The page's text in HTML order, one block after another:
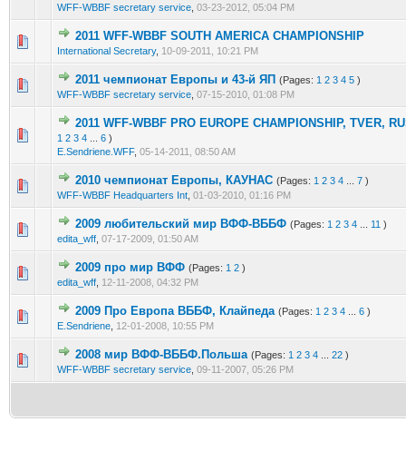
WFF-WBBF secretary service 03-23-2012, 05:04 PM
2011 WFF-WBBF SOUTH AMERICA CHAMPIONSHIP
International Secretary, 10-09-2011, 10:21 PM
5 Vote(s) - 3 out of 5 in Average
1234 5
2011 чемпионат Европы и 43-й ЯП (Pages: 1 2 3 4 5 )
WFF-WBBF secretary service 07-15-2010, 01:08 PM
12 Vote(s) - 3.75 out of 5 in Average
12345
2011 WFF-WBBF PRO EUROPE CHAMPIONSHIP, TVER,
1 2 3 4 6 )
E.Sendriene.WFF, 05-14-2011, 08:50 AM
10 Vote(s) - 3.9 out of 5 in Average
2010 чемпионат Европы, КАУНАС (Pages: 1 2 3 4 7 )
WFF-WBBF Headquarters Int 01-03-2010, 01:16 PM
9 Vote(s) - 3.78 out of 5 in Average
12345
2009 любительский мир ВФФ-ВББФ (Pages: 1 2 3 4 11 )
edita_wff 07-17-2009, 01:50 AM
10 Vote(s) - 3.7 out of 5 in Average
123 45
2009 про мир ВФФ (Pages: 1 2 )
edita_wff 12-11-2008, 04:32 PM
10 Vote(s) - 3.8 out of 5 in Average
12345
2009 Про Европа ВББФ, Клайпеда (Pages: 1 2 3 4 6 )
E.Sendriene 12-01-2008, 10:55 PM
9 Vote(s) - 3.44 out of 5 in Average
1 2345
2008 мир ВФФ-ВББФ.Польша (Pages: 1 2 3 4 22 )
WFF-WBBF secretary service 09-11-2007, 05:26 PM
10 Vote(s) - 3.8 out of 5 in Average
12345